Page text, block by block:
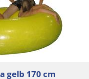
gelb 170 cm